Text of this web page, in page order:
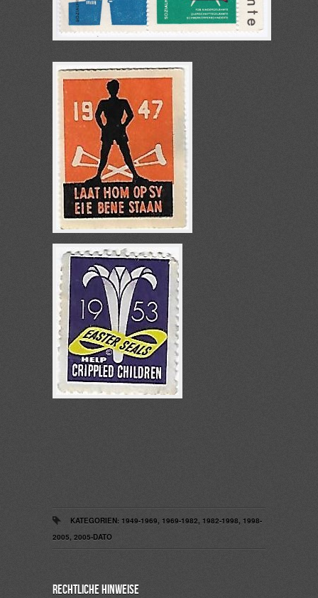
KATEGORIEN: 1949-1969, 1969-1982, 1982-1998, 1998-
2005, 2005-DATO
Rechtliche Hinweise